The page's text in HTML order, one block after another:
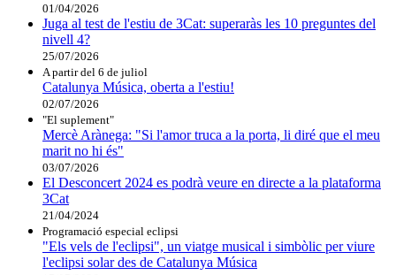
01/04/2026
Juga al test de l'estiu de 3Cat: superaràs les 10 preguntes del
nivell 4?
25/07/2026
A partir del 6 de juliol
Catalunya Música, oberta a l'estiu!
02/07/2026
"El suplement"
Mercè Arànega: "Si l'amor truca a la porta, li diré que el meu
marit no hi és"
03/07/2026
El Desconcert 2024 es podrà veure en directe a la plataforma
3Cat
21/04/2024
Programació especial eclipsi
"Els vels de l'eclipsi", un viatge musical i simbòlic per viure
l'eclipsi solar des de Catalunya Música